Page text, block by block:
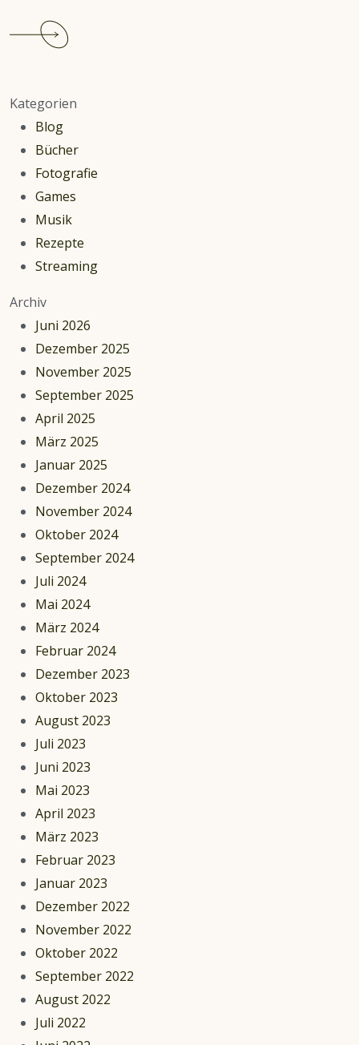
on
Musikalischer
Jahresauftakt
Kategorien
Blog
Bücher
Fotografie
Games
Musik
Rezepte
Streaming
Archiv
Juni 2026
Dezember 2025
November 2025
September 2025
April 2025
März 2025
Januar 2025
Dezember 2024
November 2024
Oktober 2024
September 2024
Juli 2024
Mai 2024
März 2024
Februar 2024
Dezember 2023
Oktober 2023
August 2023
Juli 2023
Juni 2023
Mai 2023
April 2023
März 2023
Februar 2023
Januar 2023
Dezember 2022
November 2022
Oktober 2022
September 2022
August 2022
Juli 2022